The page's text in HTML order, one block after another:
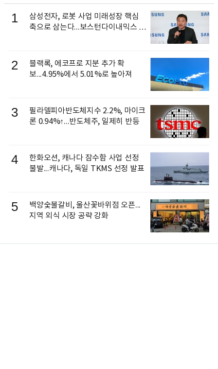
1
삼성전자, 로봇 사업 미래성장 핵심
축으로 삼는다...보스턴다이내믹스 출
2
블랙록, 에코프로 지분 추가 확
보...4.95%에서 5.01%로 높아져
3
필라델피아반도체지수 2.2%, 마이크
론 0.94%↑...반도체주, 일제히 반등
4
한화오션, 캐나다 잠수함 사업 선정
불발...캐나다, 독일 TKMS 선정 발표
5
백양숯불갈비, 울산꽃바위점 오픈...
지역 외식 시장 공략 강화